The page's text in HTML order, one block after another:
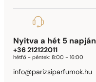
Nyitva a hét 5 napján
+36 212122011
hétfő - péntek:8:00 - 16:00
info@parizsiparfumok.hu